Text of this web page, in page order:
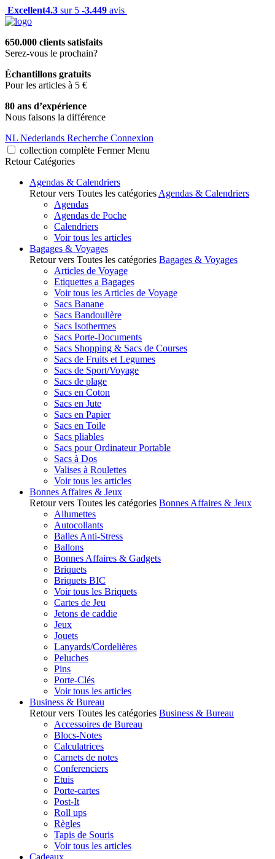
Excellent4.3 sur 5 -3.449 avis
650.000 clients satisfaits
Serez-vous le prochain?
Échantillons gratuits
Pour les articles à 5 €
80 ans d’expérience
Nous faisons la différence
NL Nederlands Recherche Connexion
collection complète Fermer Menu
Retour Catégories
Agendas & Calendriers
Retour vers Toutes les catégories Agendas & Calendriers
Agendas
Agendas de Poche
Calendriers
Voir tous les articles
Bagages & Voyages
Retour vers Toutes les catégories Bagages & Voyages
Articles de Voyage
Etiquettes a Bagages
Voir tous les Articles de Voyage
Sacs Banane
Sacs Bandoulière
Sacs Isothermes
Sacs Porte-Documents
Sacs Shopping & Sacs de Courses
Sacs de Fruits et Legumes
Sacs de Sport/Voyage
Sacs de plage
Sacs en Coton
Sacs en Jute
Sacs en Papier
Sacs en Toile
Sacs pliables
Sacs pour Ordinateur Portable
Sacs à Dos
Valises à Roulettes
Voir tous les articles
Bonnes Affaires & Jeux
Retour vers Toutes les catégories Bonnes Affaires & Jeux
Allumettes
Autocollants
Balles Anti-Stress
Ballons
Bonnes Affaires & Gadgets
Briquets
Briquets BIC
Voir tous les Briquets
Cartes de Jeu
Jetons de caddie
Jeux
Jouets
Lanyards/Cordelières
Peluches
Pins
Porte-Clés
Voir tous les articles
Business & Bureau
Retour vers Toutes les catégories Business & Bureau
Accessoires de Bureau
Blocs-Notes
Calculatrices
Carnets de notes
Conferenciers
Etuis
Porte-cartes
Post-It
Roll ups
Règles
Tapis de Souris
Voir tous les articles
Cadeaux